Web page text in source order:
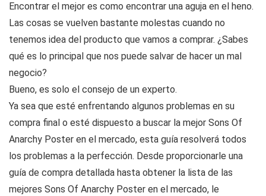
Encontrar el mejor es como encontrar una aguja en el heno.
Las cosas se vuelven bastante molestas cuando no
tenemos idea del producto que vamos a comprar. ¿Sabes
qué es lo principal que nos puede salvar de hacer un mal
negocio?
Bueno, es solo el consejo de un experto.
Ya sea que esté enfrentando algunos problemas en su
compra final o esté dispuesto a buscar la mejor Sons Of
Anarchy Poster en el mercado, esta guía resolverá todos
los problemas a la perfección. Desde proporcionarle una
guía de compra detallada hasta obtener la lista de las
mejores Sons Of Anarchy Poster en el mercado, le